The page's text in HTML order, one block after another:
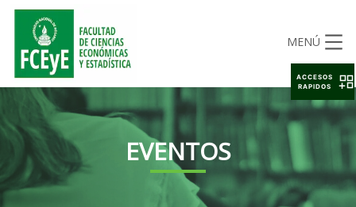
MENÚ
EVENTOS
ACCESOS
RAPIDOS